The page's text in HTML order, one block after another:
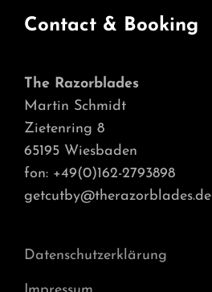
Contact & Booking
The Razorblades
Martin Schmidt
Zietenring 8
65195 Wiesbaden
fon: +49(0)162-2793898
getcutby@therazorblades.de
Datenschutzerklärung